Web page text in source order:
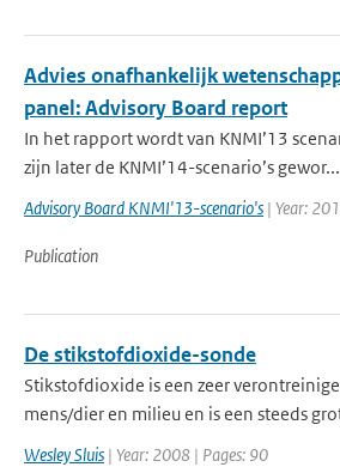
Advies onafhankelijk
panel: Advisory Board report
In het rapport wordt van KNMI’13
zijn later de KNMI’14-scenario’s gewor...
Advisory Board KNMI'13-scenario's | Year:
Publication
De stikstofdioxide-sonde
Stikstofdioxide is een zeer
mens/dier en milieu en is een steeds
Wesley Sluis | Year: 2008 | Pages: 90